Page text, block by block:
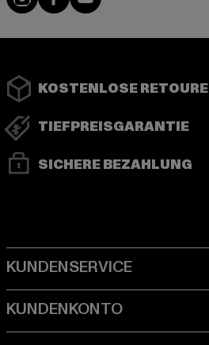
KOSTENLOSE RETOURE
TIEFPREISGARANTIE
SICHERE BEZAHLUNG